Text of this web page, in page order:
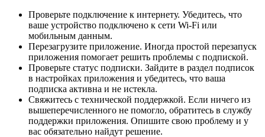
Проверьте подключение к интернету. Убедитесь, что
ваше устройство подключено к сети Wi-Fi или
мобильным данным.
Перезагрузите приложение. Иногда простой перезапуск
приложения помогает решить проблемы с подпиской.
Проверьте статус подписки. Зайдите в раздел подписок
в настройках приложения и убедитесь, что ваша
подписка активна и не истекла.
Свяжитесь с технической поддержкой. Если ничего из
вышеперечисленного не помогло, обратитесь в службу
поддержки приложения. Опишите свою проблему и у
вас обязательно найдут решение.